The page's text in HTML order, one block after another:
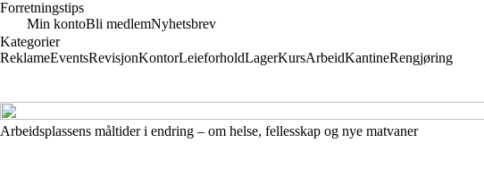
Forretningstips
Min kontoBli medlemNyhetsbrev
Kategorier
ReklameEventsRevisjonKontorLeieforholdLagerKursArbeidKantineRengjøring
Arbeidsplassens måltider i endring – om helse, fellesskap og nye matvaner